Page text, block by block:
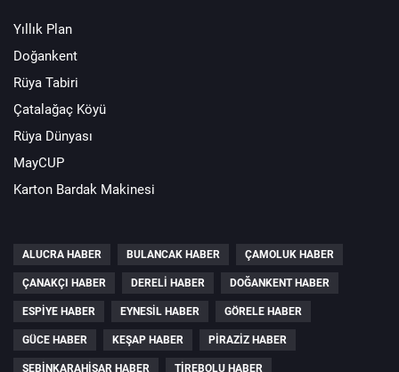
Yıllık Plan
Doğankent
Rüya Tabiri
Çatalağaç Köyü
Rüya Dünyası
MayCUP
Karton Bardak Makinesi
ALUCRA HABER BULANCAK HABER ÇAMOLUK HABER
ÇANAKÇI HABER DERELI HABER DOĞANKENT HABER
ESPIYE HABER EYNESIL HABER GÖRELE HABER
GÜCE HABER KEŞAP HABER PIRAZIZ HABER
ŞEBINKARAHISAR HABER TIREBOLU HABER